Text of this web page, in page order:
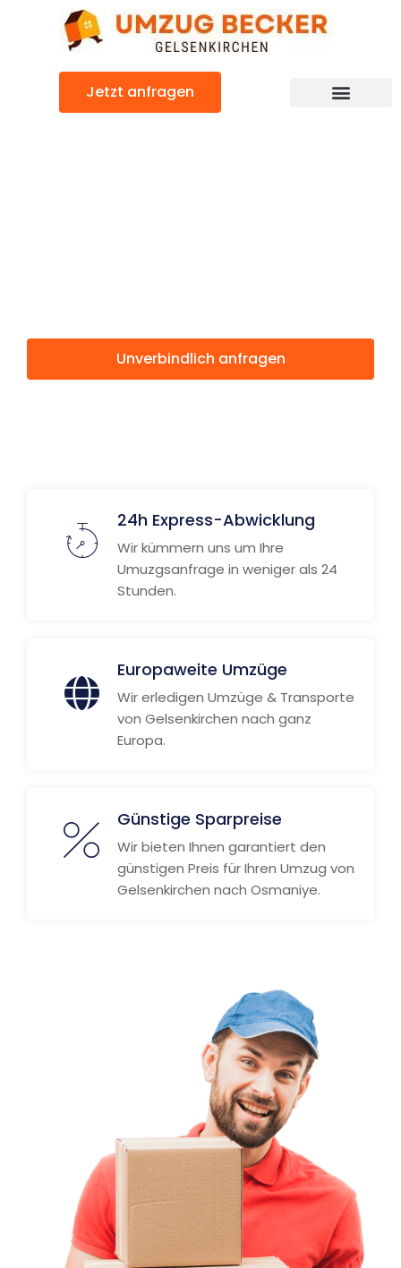
Jetzt anfragen
Unverbindlich anfragen
24h Express-Abwicklung
Wir kümmern uns um Ihre
Umuzgsanfrage in weniger als 24
Stunden.
Europaweite Umzüge
Wir erledigen Umzüge & Transporte
von Gelsenkirchen nach ganz
Europa.
Günstige Sparpreise
Wir bieten Ihnen garantiert den
günstigen Preis für Ihren Umzug von
Gelsenkirchen nach Osmaniye.